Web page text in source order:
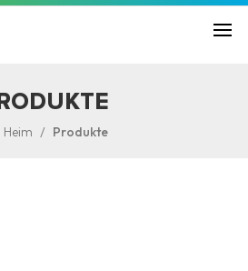
Heim / Produkte